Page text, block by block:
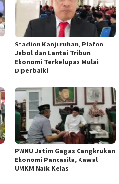
Stadion Kanjuruhan, Plafon
Jebol dan Lantai Tribun
Ekonomi Terkelupas Mulai
Diperbaiki
PWNU Jatim Gagas Cangkrukan
Ekonomi Pancasila, Kawal
UMKM Naik Kelas